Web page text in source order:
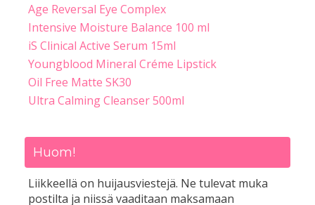
Age Reversal Eye Complex
Intensive Moisture Balance 100 ml
iS Clinical Active Serum 15ml
Youngblood Mineral Créme Lipstick
Oil Free Matte SK30
Ultra Calming Cleanser 500ml
Huom!
Liikkeellä on huijausviestejä. Ne tulevat muka
postilta ja niissä vaaditaan maksamaan